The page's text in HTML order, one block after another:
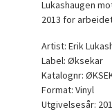
Lukashaugen
2013 for
Artist: Erik
Label: Øksekar
Katalognr:
Format: Vinyl
Utgivelsesår: